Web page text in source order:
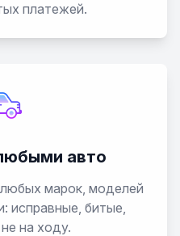
платежей.
авто
марок, моделей
исправные, битые,
на ходу.